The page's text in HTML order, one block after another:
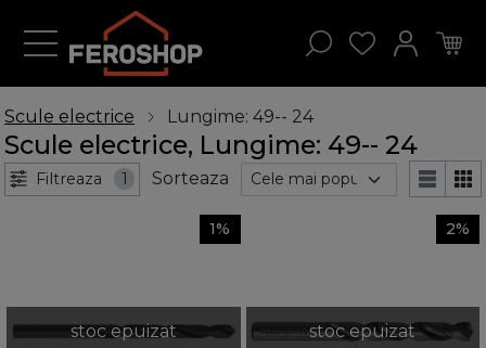
Scule electrice Lungime: 49-- 24
Scule electrice, Lungime: 49-- 24
Filtreaza 1 Sorteaza
stoc epuizat
1%
stoc epuizat
2%